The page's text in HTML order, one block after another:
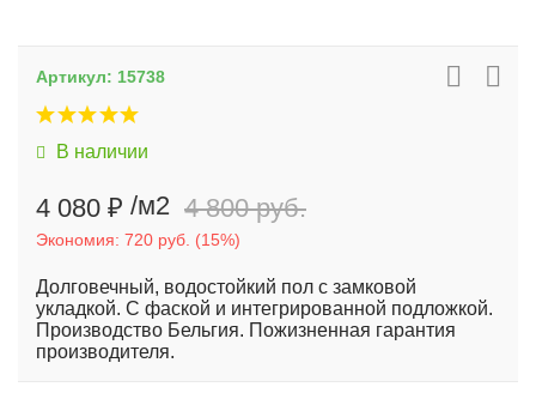
Артикул: 15738
В наличии
4 080 ₽ /м2 4 800 руб.
Экономия: 720 руб. (15%)
Долговечный, водостойкий пол с замковой
укладкой. С фаской и интегрированной подложкой.
Производство Бельгия. Пожизненная гарантия
производителя.